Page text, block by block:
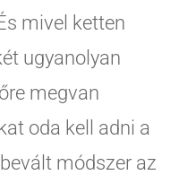
mivel ketten
ugyanolyan
megvan
oda kell adni a
módszer az